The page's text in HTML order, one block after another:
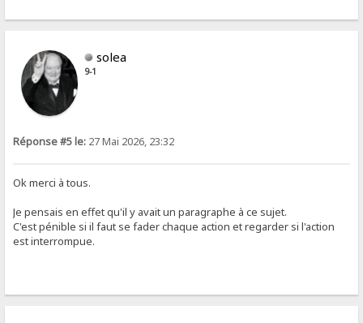
solea
9-1
Réponse #5 le: 27 Mai 2026, 23:32
Ok merci à tous.
Je pensais en effet qu'il y avait un paragraphe à ce sujet.
C'est pénible si il faut se fader chaque action et regarder si l'action
est interrompue.